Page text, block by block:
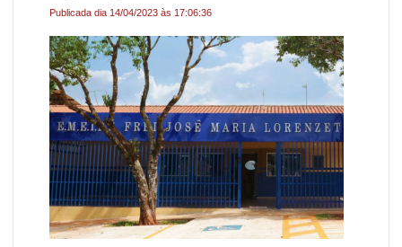
Publicada dia 14/04/2023 às 17:06:36